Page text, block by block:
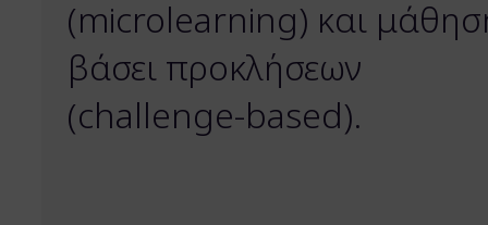
(microlearning) και
βάσει προκλήσεων
(challenge-based).